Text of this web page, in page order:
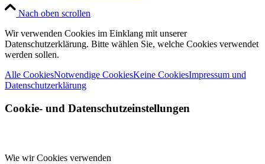
Nach oben scrollen
Wir verwenden Cookies im Einklang mit unserer
Datenschutzerklärung. Bitte wählen Sie, welche Cookies verwendet
werden sollen.
Alle CookiesNotwendige CookiesKeine CookiesImpressum und
Datenschutzerklärung
Cookie- und Datenschutzeinstellungen
Wie wir Cookies verwenden